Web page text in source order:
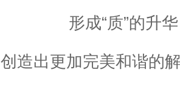
形成“质”的升华
创造出更加完美和谐的